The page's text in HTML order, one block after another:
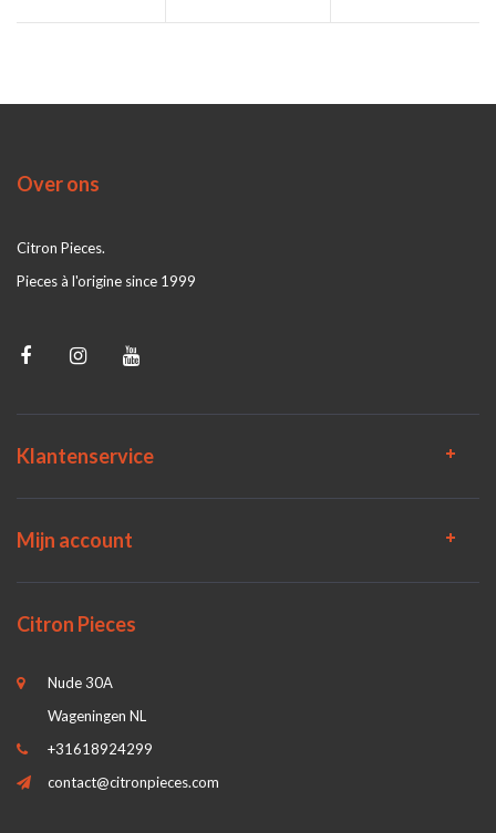
Over ons
Citron Pieces.
Pieces à l'origine since 1999
Klantenservice
Mijn account
Citron Pieces
Nude 30A
Wageningen NL
+31618924299
contact@citronpieces.com